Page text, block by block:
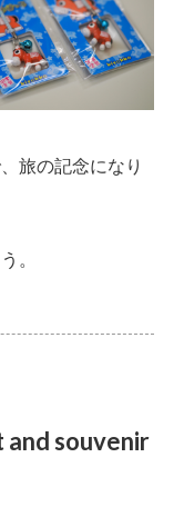
旅の記念になり
。
and souvenir